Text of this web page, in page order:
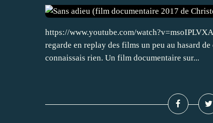
https://www.youtube.com/
regarde en replay des films un peu au hasard
connaissais rien. Un film documentaire sur...